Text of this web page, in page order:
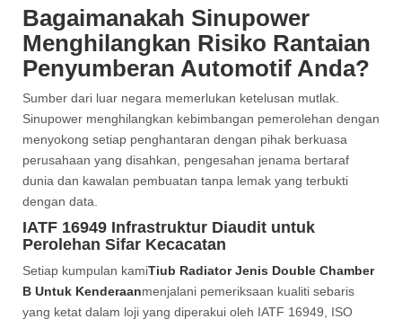
Bagaimanakah Sinupower
Menghilangkan Risiko Rantaian
Penyumberan Automotif Anda?
Sumber dari luar negara memerlukan ketelusan mutlak.
Sinupower menghilangkan kebimbangan pemerolehan dengan
menyokong setiap penghantaran dengan pihak berkuasa
perusahaan yang disahkan, pengesahan jenama bertaraf
dunia dan kawalan pembuatan tanpa lemak yang terbukti
dengan data.
IATF 16949 Infrastruktur Diaudit untuk
Perolehan Sifar Kecacatan
Setiap kumpulan kamiTiub Radiator Jenis Double Chamber
B Untuk Kenderaanmenjalani pemeriksaan kualiti sebaris
yang ketat dalam loji yang diperakui oleh IATF 16949, ISO